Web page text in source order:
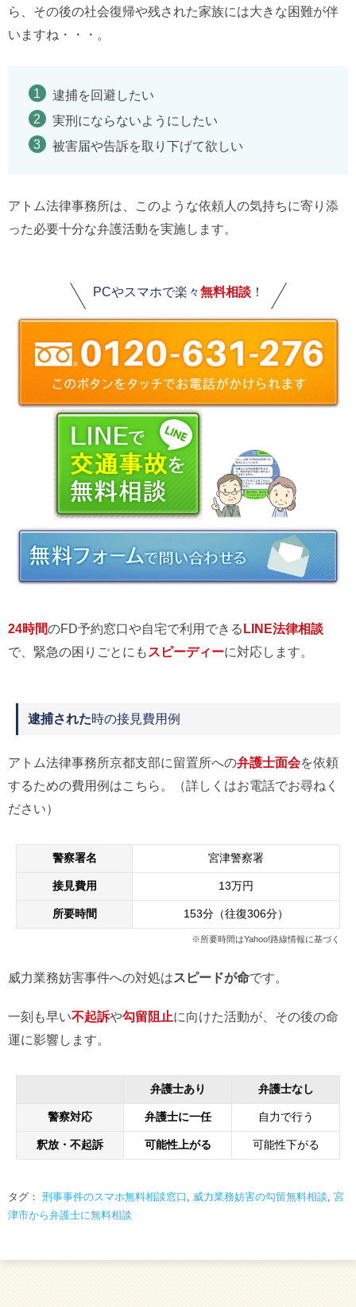
ら、その後の社会復帰や残された家族には大きな困難が伴
いますね・・・。
逮捕を回避したい
実刑にならないようにしたい
被害届や告訴を取り下げて欲しい
アトム法律事務所は、このような依頼人の気持ちに寄り添
った必要十分な弁護活動を実施します。
PCやスマホで楽々無料相談！
24時間のFD予約窓口や自宅で利用できるLINE法律相談
で、緊急の困りごとにも スピーディーに対応します。
逮捕された時の接見費用例
アトム法律事務所京都支部に留置所への弁護士面会を依頼
するための費用例はこちら。（詳しくはお電話でお尋ねく
ださい）
警察署名 宮津警察署
接見費用 13万円
所要時間 153分（往復306分）
※所要時間はYahoo!路線情報に基づく
威力業務妨害事件への対処はスピードが命です。
一刻も早い不起訴や勾留阻止に向けた活動が、その後の命
運に影響します。
弁護士あり 弁護士なし
警察対応 弁護士に一任 自力で行う
釈放・不起訴 可能性上がる 可能性下がる
タグ： 刑事事件のスマホ無料相談窓口 威力業務妨害の勾留無料相談 宮
津市から弁護士に無料相談